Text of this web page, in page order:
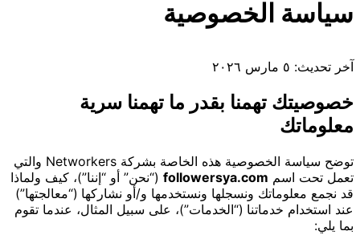
سياسة الخصوصية
آخر تحديث: ٥ مارس ٢٠٢٦
خصوصيتك تهمنا بقدر ما تهمنا سرية
معلوماتك
توضح سياسة الخصوصية هذه الخاصة بشركة Networkers والتي
تعمل تحت اسم followersya.com (“نحن” أو “إننا”)، كيف ولماذا
قد نجمع معلوماتك ونسجلها ونستخدمها و/أو نشاركها (“معالجتها”)
عند استخدام خدماتنا (“الخدمات”)، على سبيل المثال، عندما تقوم
بما يلي: